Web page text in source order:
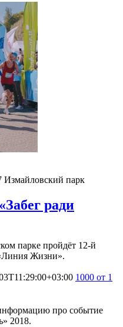
Измайловский парк
ради
парке пройдёт 12-й
Жизни».
1000 от 1
про событие
2018.